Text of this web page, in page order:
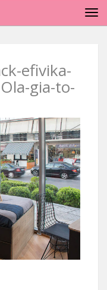
efivika-
gia-to-